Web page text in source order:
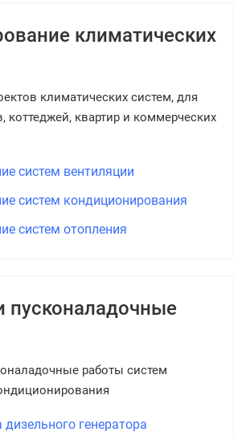
климатических
климатических систем, для
коттеджей, квартир и коммерческих
систем вентиляции
систем кондиционирования
систем отопления
пусконаладочные
работы систем
генератора